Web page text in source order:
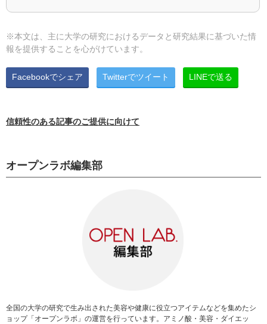
※本文は、主に大学の研究におけるデータと研究結果に基づいた情
報を提供することを心がけています。
Facebookでシェア Twitterでツイート LINEで送る
信頼性のある記事のご提供に向けて
オープンラボ編集部
全国の大学の研究で生み出された美容や健康に役立つアイテムなどを集めたシ
ョップ「オープンラボ」の運営を行っています。アミノ酸・美容・ダイエッ